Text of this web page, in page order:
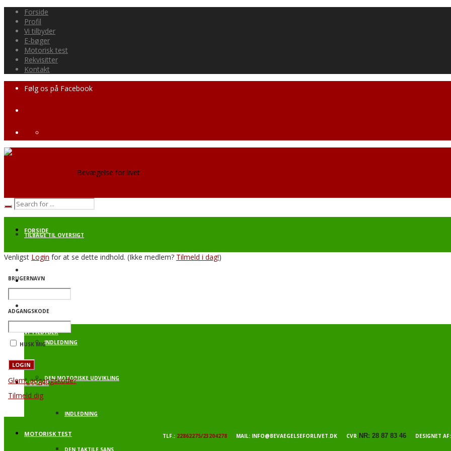
Forside
Profil
Vi tilbyder
E-bøger
Motorisk test
Rekvisitter
Kontakt
Følg os på Facebook
Bevægelse for livet
FORSIDE
PROFIL
VI TILBYDER
E-BØGER
MOTORISK TEST
TILBAGE TIL OVERSIGT
INDLEDNING
DEN MOTORISKE UDVIKLING
INDLEDNING
DEN TAKTILE SANS
Venligst Login for at se dette indhold. (Ikke medlem? Tilmeld i dag!)
BRUGERNAVN
ADGANGSKODE
HUSK MIG
Glemt adgangskode?
Tilmeld dig
TLF.: 22862275/23204278 MAIL: INFO@BEVAEGELSEFORLIVET.DK CVR NR: 28 87 83 46 DESIGNET AF: